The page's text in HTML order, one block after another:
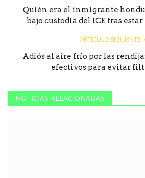
Quién era el inmigrante
bajo custodia del ICE tras
ARTÍCULO SIGUIENTE
Adiós al aire frío por las
efectivos para evitar
NOTICIAS RELACIONADAS